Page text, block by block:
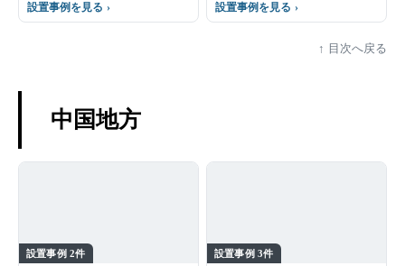
設置事例を見る 設置事例を見る
目次へ戻る
中国地方
設置事例 2件 設置事例 3件